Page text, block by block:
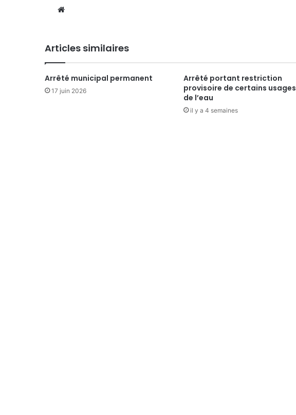
Articles similaires
Arrêté municipal permanent
17 juin 2026
Arrêté portant restriction
provisoire de certains usages
de l’eau
il y a 4 semaines